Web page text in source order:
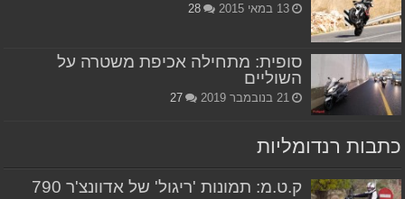
13 במאי 2015 28
סופית: מתחילה אכיפת משטרה על
השוליים
21 בנובמבר 2019 27
כתבות רנדומליות
ק.ט.מ: תמונות 'ריגול' של אדוונצ'ר 790